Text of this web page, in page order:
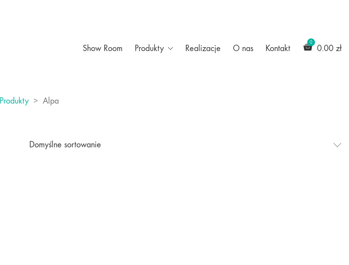
Show Room Produkty Realizacje O nas Kontakt 0.00 zł
Produkty > Alpa
Domyślne sortowanie